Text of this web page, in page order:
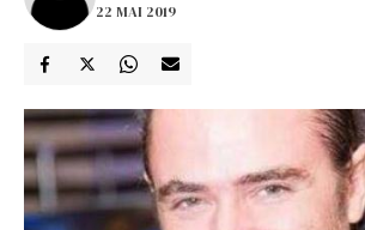
22 MAI 2019